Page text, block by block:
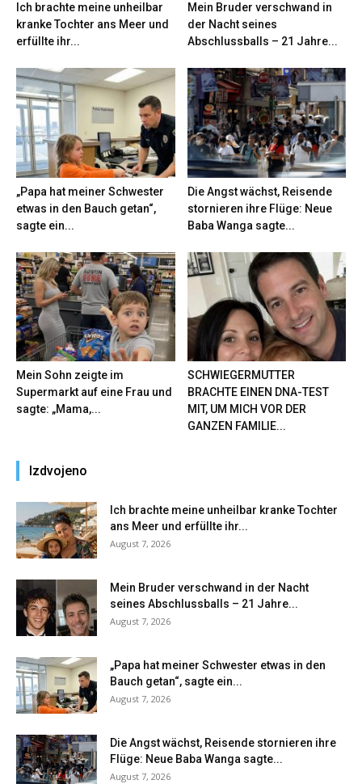
Ich brachte meine unheilbar
kranke Tochter ans Meer und
erfüllte ihr...
Mein Bruder verschwand in
der Nacht seines
Abschlussballs – 21 Jahre...
„Papa hat meiner Schwester
etwas in den Bauch getan“,
sagte ein...
Die Angst wächst, Reisende
stornieren ihre Flüge: Neue
Baba Wanga sagte...
Mein Sohn zeigte im
Supermarkt auf eine Frau und
sagte: „Mama,...
SCHWIEGERMUTTER
BRACHTE EINEN DNA-TEST
MIT, UM MICH VOR DER
GANZEN FAMILIE...
Izdvojeno
Ich brachte meine unheilbar kranke Tochter
ans Meer und erfüllte ihr...
August 7, 2026
Mein Bruder verschwand in der Nacht
seines Abschlussballs – 21 Jahre...
August 7, 2026
„Papa hat meiner Schwester etwas in den
Bauch getan“, sagte ein...
August 7, 2026
Die Angst wächst, Reisende stornieren ihre
Flüge: Neue Baba Wanga sagte...
August 7, 2026